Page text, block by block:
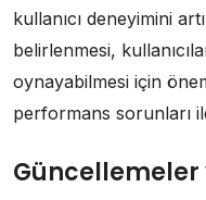
kullanıcı deneyimini
belirlenmesi,
oynayabilmesi için
performans sorunları
Güncellemeler